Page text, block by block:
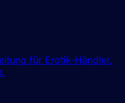
für Erotik-Händler,